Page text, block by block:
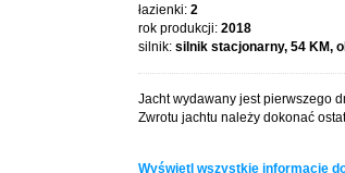
łazienki: 2
rok produkcji: 2018
silnik: silnik stacjonarny, 54 KM,
Jacht wydawany jest pierwszego
Zwrotu jachtu należy dokonać
Wyświetl wszystkie informacje